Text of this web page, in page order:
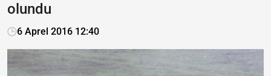
olundu
6 Aprel 2016 12:40